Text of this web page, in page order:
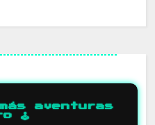
aventuras
🕹️